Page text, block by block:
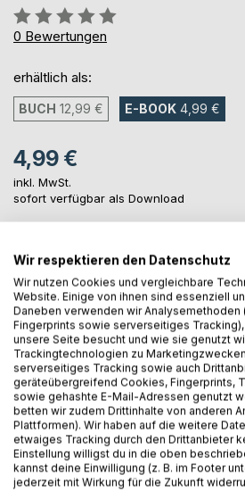
Bewertung::
0%
0 Bewertungen
erhältlich als:
BUCH 12,99 € E-BOOK 4,99 €
4,99 €
inkl. MwSt.
sofort verfügbar als Download
IN DEN
Auf die Merkliste
Titel bewerten
BESCHREIBUNG
Wir respektieren den Datenschutz
Wir nutzen Cookies und vergleichbare
Website. Einige von ihnen sind essenziell
Daneben verwenden wir Analysemethoden
Fingerprints sowie serverseitiges
unsere Seite besucht und wie sie genutzt
Trackingtechnologien zu
serverseitiges Tracking sowie auch
geräteübergreifend Cookies, Fingerprints,
sowie gehashte E-Mail-Adressen genutzt
betten wir zudem Drittinhalte von anderen
Plattformen). Wir haben auf die weitere
etwaiges Tracking durch den Drittanbieter
Einstellung willigst du in die oben
kannst deine Einwilligung (z. B. im Footer
jederzeit mit Wirkung für die Zukunft